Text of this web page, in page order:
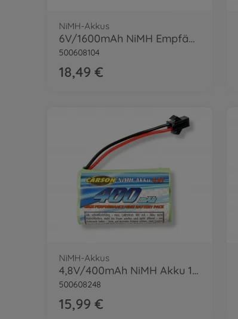
NiMH-Akkus
6V/1600mAh NiMH Empfängerakku Hump BEC
500608104
18,49 €
NiMH-Akkus
4,8V/400mAh NiMH Akku 1:16 Traktor JST
500608248
15,99 €